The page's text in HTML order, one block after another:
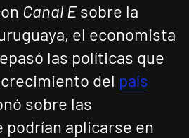
Canal Esobre la
el economista
las políticas que
del país
sobre las
podrían aplicarse en